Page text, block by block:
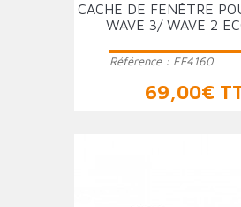
CACHE DE FENÊTRE
WAVE 3/ WAVE 2
Référence : EF4160
Prix
69,00€